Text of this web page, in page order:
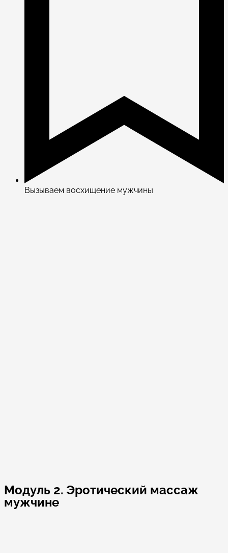
Вызываем восхищение мужчины
Модуль 2. Эротический массаж
мужчине